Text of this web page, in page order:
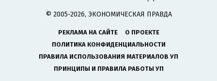
© 2005-2026, ЭКОНОМИЧЕСКАЯ ПРАВДА
РЕКЛАМА НА САЙТЕ
О ПРОЕКТЕ
ПОЛИТИКА КОНФИДЕНЦИАЛЬНОСТИ
ПРАВИЛА ИСПОЛЬЗОВАНИЯ МАТЕРИАЛОВ УП
ПРИНЦИПЫ И ПРАВИЛА РАБОТЫ УП